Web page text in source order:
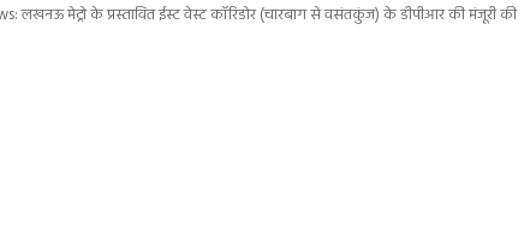
लखनऊ मेट्रो के प्रस्तावित ईस्ट वेस्ट कॉरिडोर (चारबाग से वसंतकुंज) के डीपीआर की मंजूरी की